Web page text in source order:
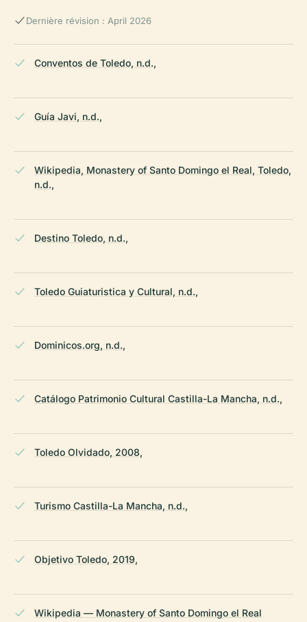
Dernière révision : April 2026
Conventos de Toledo, n.d.,
Guía Javi, n.d.,
Wikipedia, Monastery of Santo Domingo el Real, Toledo,
n.d.,
Destino Toledo, n.d.,
Toledo Guiaturistica y Cultural, n.d.,
Dominicos.org, n.d.,
Catálogo Patrimonio Cultural Castilla-La Mancha, n.d.,
Toledo Olvidado, 2008,
Turismo Castilla-La Mancha, n.d.,
Objetivo Toledo, 2019,
Wikipedia — Monastery of Santo Domingo el Real